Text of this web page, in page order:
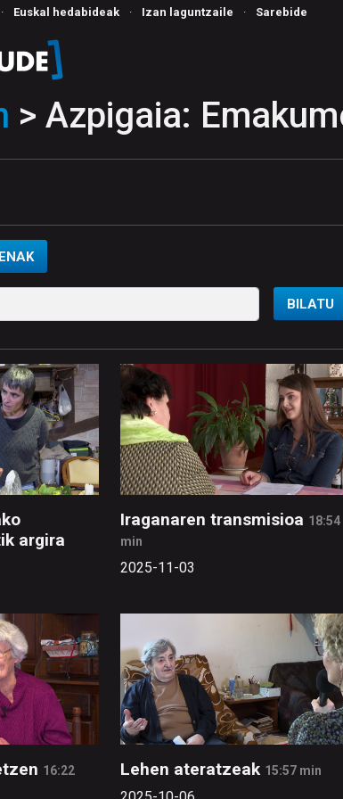
· Euskal hedabideak · Izan laguntzaile · Sarebide
> Azpigaia:
BILATU
argira
Iraganaren transmisioa 18:54
min
2025-11-03
16:22
Lehen ateratzeak 15:57 min